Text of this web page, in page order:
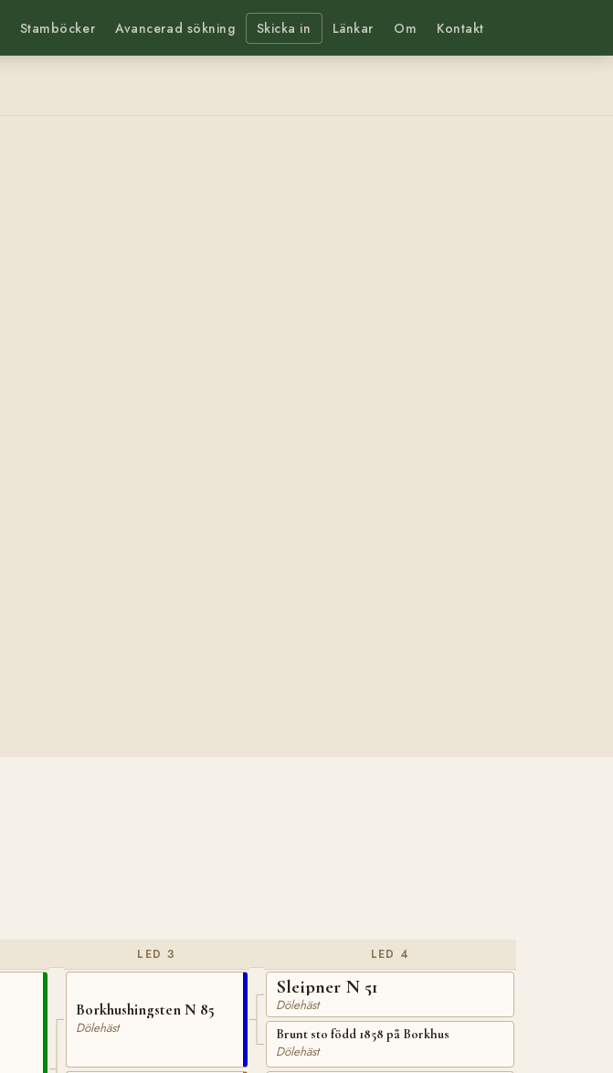
Stamböcker Avancerad sökning Skicka in Länkar Om Kontakt
LED 3
Borkhushingsten N 85
Dölehäst
LED 4
Sleipner N 51
Dölehäst
Brunt sto född 1858 på Borkhus
Dölehäst